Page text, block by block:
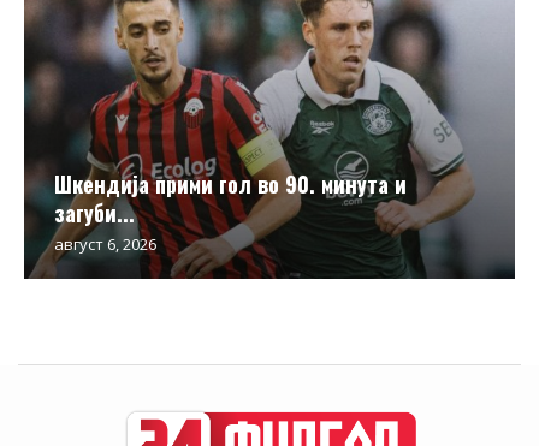
Шкендија прими гол во 90. минута и
загуби...
август 6, 2026